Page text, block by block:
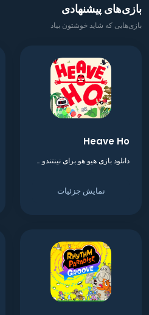
بازی‌های پیشنهادی
بازی‌هایی که شاید خوشتون بیاد
Heave Ho
دانلود بازی هیو هو برای نینتندو سوییچ
نمایش جزئیات